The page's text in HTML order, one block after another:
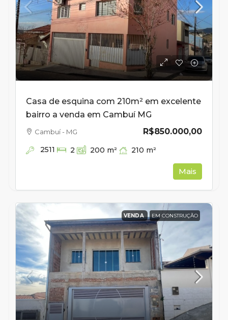
Casa de esquina com 210m² em excelente
bairro a venda em Cambuí MG
R$850.000,00
Cambuí - MG
2511 2 200 m² 210 m²
Mais
VENDA EM CONSTRUÇÃO